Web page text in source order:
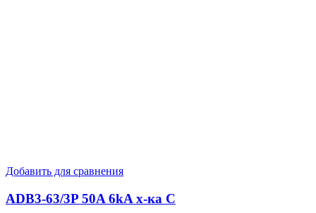
Добавить для сравнения
ADB3-63/3P 50A 6kA х-ка C